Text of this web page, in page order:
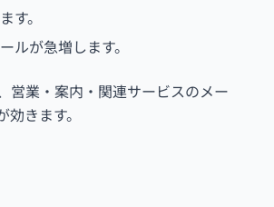
す。
ルが急増します。
営業・案内・関連サービスのメー
きます。